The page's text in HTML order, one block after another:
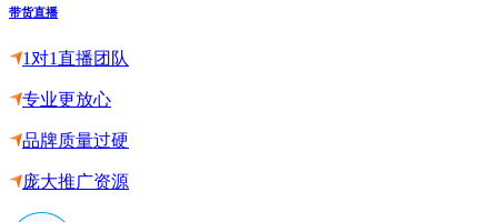
带货直播
1对1直播团队
专业更放心
品牌质量过硬
庞大推广资源